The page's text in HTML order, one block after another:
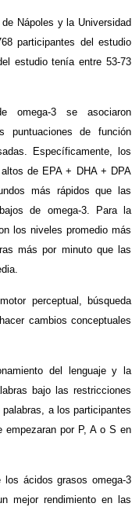
Nápoles y la Universidad
participantes del estudio
estudio tenía entre 53-73
omega-3 se asociaron
puntuaciones de función
Específicamente, los
de EPA + DHA + DPA
más rápidos que las
de omega-3. Para la
los niveles promedio más
más por minuto que las
perceptual, búsqueda
cambios conceptuales
del lenguaje y la
bajo las restricciones
a los participantes
por P, A o S en
los ácidos grasos omega-3
mejor rendimiento en las